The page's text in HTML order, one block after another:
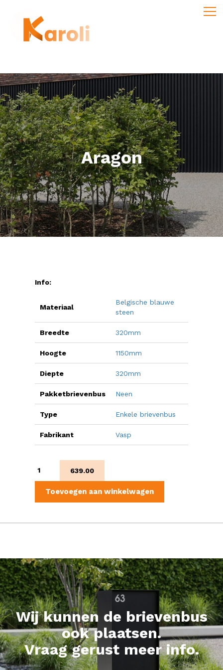
Aragon
Info:
Materiaal
Belgische blauwe
steen
Breedte 320mm
Hoogte 1150mm
Diepte 320mm
Pakketbrievenbus Neen
Type Enkele brievenbus
Fabrikant Vasp
aantal
639.00
Toevoegen aan winkelwagen
Wij kunnen de brievenbus
ook plaatsen.
Vraag gerust meer info.